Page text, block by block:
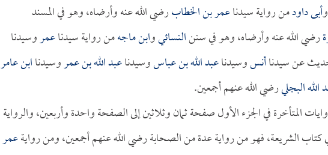
وأبى داودمن رواية سيدناعمر بن الخطابرضي الله عنه وأرضاه، وهو في المسند
رضي الله عنه وأرضاه، وهو في سننالنسائيوابن ماجهمن رواية سيدناعمروسيدنا
عن سيدناأنسوسيدناعبد الله بن عباسوسيدناعبد الله بن عمروسيدناابن عامر
البجليرضي الله عنهم أجمعين.
المتأخرة في الجزء الأول صفحة ثمان وثلاثين إلى الصفحة واحدة وأربعين، والرواية
كتاب الشريعة، فهو من رواية عدة من الصحابة رضي الله عنهم أجمعين، ومن روايةعمر